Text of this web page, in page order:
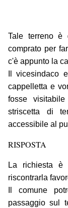
Tale terreno
comprato per
c'è appunto la
Il vicesindaco
cappelletta e
fosse
striscetta di
accessibile al
RISPOSTA
La richiesta è
riscontrarla
Il comune
passaggio sul